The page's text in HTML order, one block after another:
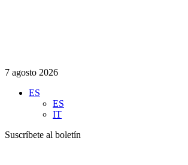
7 agosto 2026
ES
ES
IT
Suscríbete al boletín